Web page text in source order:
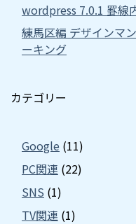
wordpress 7.0.1 罫線
練馬区編 デザインマ
ーキング
カテゴリー
Google (11)
PC関連 (22)
SNS (1)
TV関連 (1)